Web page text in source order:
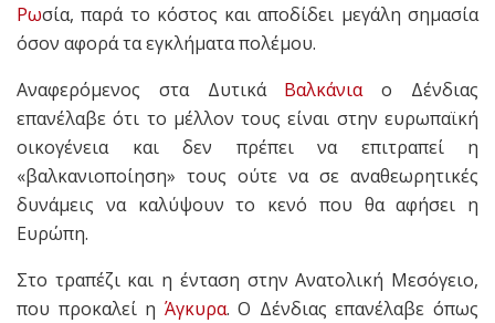
Ρωσία, παρά το κόστος και αποδίδει μεγάλη σημασία
όσον αφορά τα εγκλήματα πολέμου.
Αναφερόμενος στα Δυτικά Βαλκάνιαο Δένδιας
επανέλαβε ότι το μέλλον τους είναι στην ευρωπαϊκή
οικογένεια και δεν πρέπει να επιτραπεί η
«βαλκανιοποίηση» τους ούτε να σε αναθεωρητικές
δυνάμεις να καλύψουν το κενό που θα αφήσει η
Ευρώπη.
Στο τραπέζι και η ένταση στην Ανατολική Μεσόγειο,
που προκαλεί η Άγκυρα. Ο Δένδιας επανέλαβε όπως